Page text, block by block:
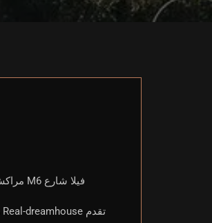
تقدم Real-dreamhouse هذه الفيلا الرائعة ذات المكانة العالية للبيع، وتقع في إقامة مؤمنة على بعد 5 دقائق من دوار المطار.